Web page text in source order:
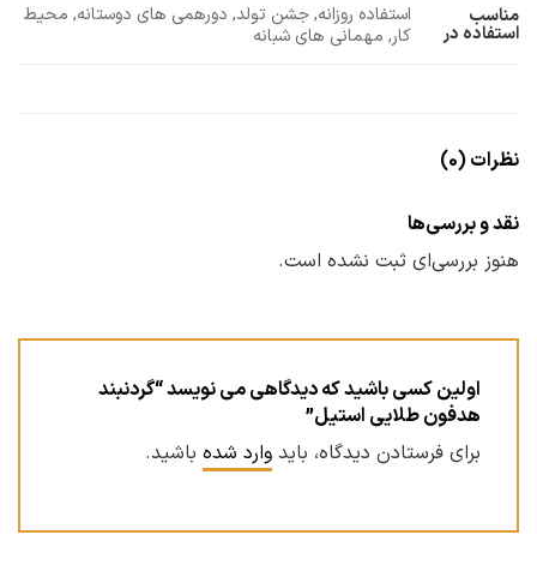
مناسب
استفاده در
استفاده روزانه, جشن تولد, دورهمی های دوستانه, محیط
کار, مهمانی های شبانه
نظرات (0)
نقد و بررسی‌ها
هنوز بررسی‌ای ثبت نشده است.
اولین کسی باشید که دیدگاهی می نویسد “گردنبند
هدفون طلایی استیل”
برای فرستادن دیدگاه، باید وارد شده باشید.